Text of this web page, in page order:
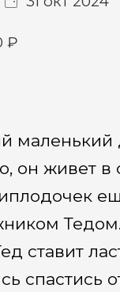
₽
он живет в
ставит
спастись